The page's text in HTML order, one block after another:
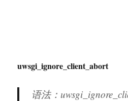
uwsgi_ignore_client_abort
语法：